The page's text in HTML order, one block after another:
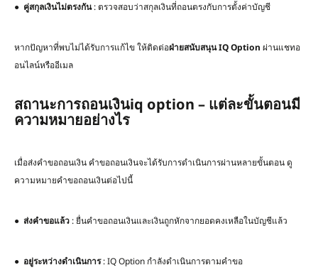
● คู่สกุลเงินไม่ตรงกัน: ตรวจสอบว่าสกุลเงินที่ถอนตรงกับการตั้งค่าบัญชี
หากปัญหาที่พบไม่ได้รับการแก้ไข ให้ติดต่อฝ่ายสนับสนุนIQ Option ผ่านแชทอ
อนไลน์หรืออีเมล
สถานะการถอนเงินiq option – แต่ละขั้นตอนมี
ความหมายอย่างไร
เมื่อส่งคำขอถอนเงิน คำขอถอนเงินจะได้รับการดำเนินการผ่านหลายขั้นตอน ดู
ความหมายคำขอถอนเงินต่อไปนี้
● ส่งคำขอแล้ว : ยื่นคำขอถอนเงินและเงินถูกหักจากยอดคงเหลือในบัญชีแล้ว
● อยู่ระหว่างดำเนินการ: IQ Option กำลังดำเนินการตามคำขอ